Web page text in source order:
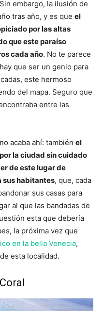
embargo, la ilusión de
tras año, y es que el
por las altas
que este paraíso
cada año. No te parece
que ser un genio para
este hermoso
del mapa. Seguro que
entre las
acaba ahí: también el
la ciudad sin cuidado
de este lugar de
sus habitantes, que, cada
sus casas para
al que las bandadas de
esta que debería
la próxima vez que
en la bella Venecia,
esta localidad.